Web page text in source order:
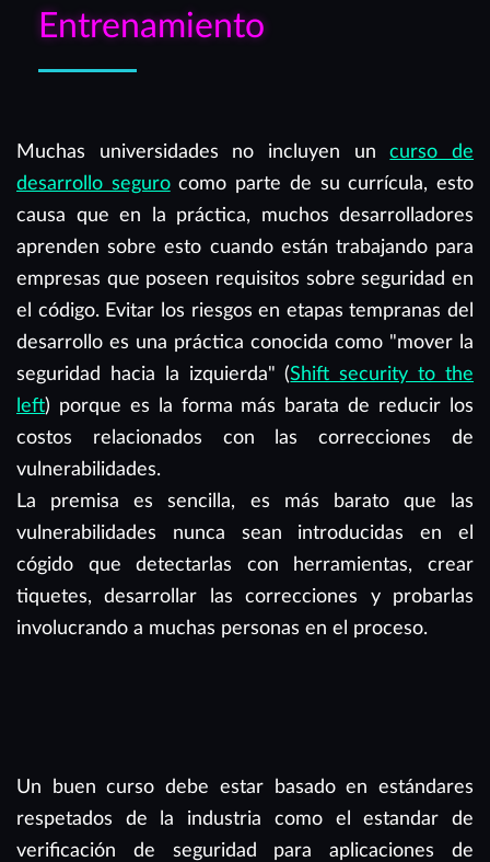
Entrenamiento
Muchas universidades no incluyen uncurso de
desarrollo segurocomo parte de su currícula, esto
causa que en la práctica, muchos desarrolladores
aprenden sobre esto cuando están trabajando para
empresas que poseen requisitos sobre seguridad en
el código. Evitar los riesgos en etapas tempranas del
desarrollo es una práctica conocida como "mover la
seguridad hacia la izquierda" (Shift security to the
left) porque es la forma más barata de reducir los
costos relacionados con las correcciones de
vulnerabilidades.
La premisa es sencilla, es más barato que las
vulnerabilidades nunca sean introducidas en el
cógido que detectarlas con herramientas, crear
tiquetes, desarrollar las correcciones y probarlas
involucrando a muchas personas en el proceso.
Un buen curso debe estar basado en estándares
respetados de la industria como el estandar de
verificación de seguridad para aplicaciones de